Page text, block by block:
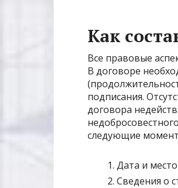
Как
Все правовые
В договоре
подписания.
договора
следующие
Дата и
Сведения о